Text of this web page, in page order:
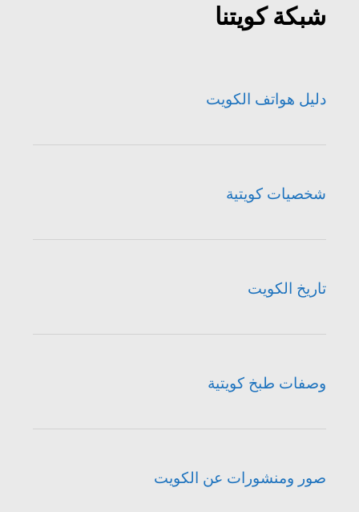
شبكة كويتنا
دليل هواتف الكويت
شخصيات كويتية
تاريخ الكويت
وصفات طبخ كويتية
صور ومنشورات عن الكويت